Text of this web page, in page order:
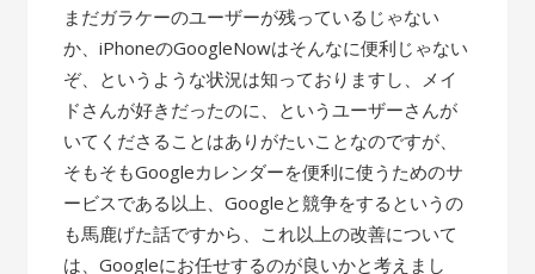
まだガラケーのユーザーが残っているじゃない
か、iPhoneのGoogleNowはそんなに便利じゃない
ぞ、というような状況は知っておりますし、メイ
ドさんが好きだったのに、というユーザーさんが
いてくださることはありがたいことなのですが、
そもそもGoogleカレンダーを便利に使うためのサ
ービスである以上、Googleと競争をするというの
も馬鹿げた話ですから、これ以上の改善について
は、Googleにお任せするのが良いかと考えまし